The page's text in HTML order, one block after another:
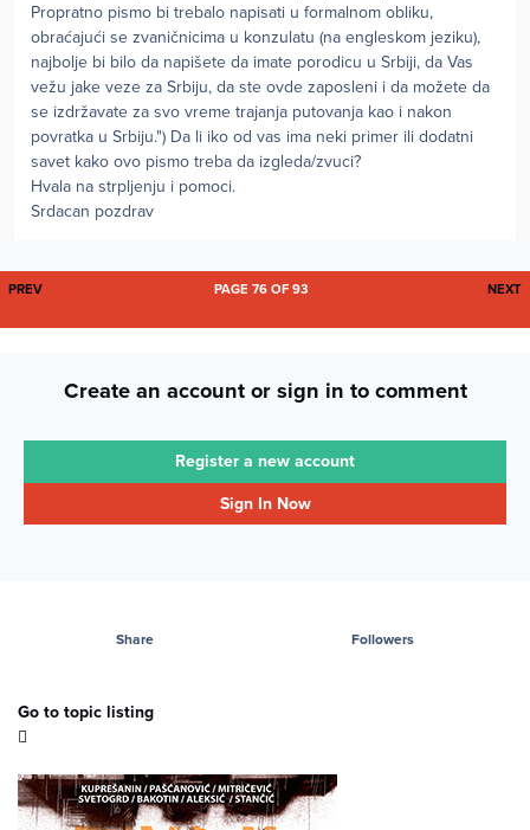
Propratno pismo bi trebalo napisati u formalnom obliku,
obraćajući se zvaničnicima u konzulatu (na engleskom jeziku),
najbolje bi bilo da napišete da imate porodicu u Srbiji, da Vas
vežu jake veze za Srbiju, da ste ovde zaposleni i da možete da
se izdržavate za svo vreme trajanja putovanja kao i nakon
povratka u Srbiju.") Da li iko od vas ima neki primer ili dodatni
savet kako ovo pismo treba da izgleda/zvuci?
Hvala na strpljenju i pomoci.
Srdacan pozdrav
FIRST PAGE
PREV NEXT
PAGE 76 OF 93
Create an account or sign in to comment
Register a new account
Sign In Now
Share Followers
Go to topic listing